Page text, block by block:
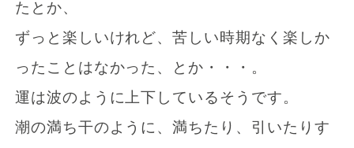
たとか、
ずっと楽しいけれど、苦しい時期なく楽しか
ったことはなかった、とか・・・。
運は波のように上下しているそうです。
潮の満ち干のように、満ちたり、引いたりす